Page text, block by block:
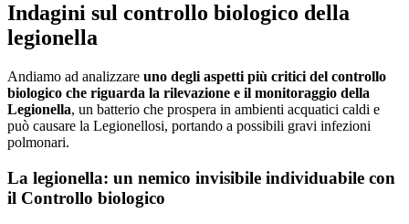
Indagini sul controllo biologico della
legionella
Andiamo ad analizzare uno degli aspetti più critici del controllo
biologico che riguarda la rilevazione e il monitoraggio della
Legionella, un batterio che prospera in ambienti acquatici caldi e
può causare la Legionellosi, portando a possibili gravi infezioni
polmonari.
La legionella: un nemico invisibile individuabile con
il Controllo biologico